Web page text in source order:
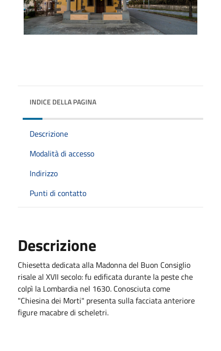
INDICE DELLA PAGINA
Descrizione
Modalità di accesso
Indirizzo
Punti di contatto
Descrizione
Chiesetta dedicata alla Madonna del Buon Consiglio
risale al XVII secolo: fu edificata durante la peste che
colpì la Lombardia nel 1630. Conosciuta come
"Chiesina dei Morti" presenta sulla facciata anteriore
figure macabre di scheletri.